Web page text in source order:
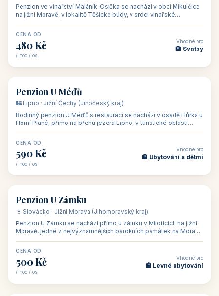
Penzion ve vinařství Maláník-Osička se nachází v obci Mikulčice
na jižní Moravě, v lokalitě Těšické búdy, v srdci vinařské
CENA OD
480 Kč
/ noc / os.
Vhodné pro
🏨 Svatby
🏡 penzion
Penzion U Méďů
🏰 Lipno · Jižní Čechy (Jihočeský kraj)
Rodinný penzion U Méďů s restaurací se nachází v osadě Hůrka u
Horní Plané, přímo na břehu jezera Lipno, v turistické oblasti
CENA OD
590 Kč
/ noc / os.
Vhodné pro
🏨 Ubytování s dětmi
🏡 penzion
Penzion U Zámku
🍷 Slovácko · Jižní Morava (Jihomoravský kraj)
Penzion U Zámku se nachází přímo u zámku v Miloticích na jižní
Moravě, jedné z nejvýznamnějších barokních památek na Moravě,
CENA OD
500 Kč
/ noc / os.
Vhodné pro
🏨 Levné ubytování